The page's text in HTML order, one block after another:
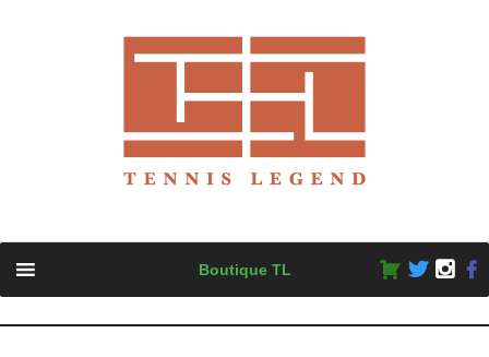
content
Boutique TL